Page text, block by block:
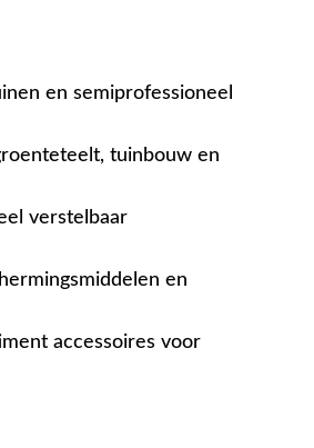
en semiprofessioneel
tuinbouw en
verstelbaar
en
accessoires voor